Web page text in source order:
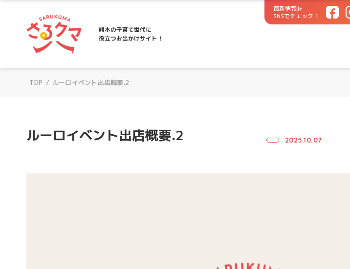
さるクマ-さるこう、熊本-｜熊本の子育て世代に役立つお出かけサイト！
熊本の子育て世代に
役立つお出かけサイト！
最新情報を
SNSでチェック！
TOP / ルーロイベント出店概要.2
ルーロイベント出店概要.2 2025.10.07